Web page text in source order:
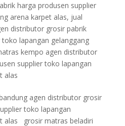
harga produsen supplier
arena karpet alas, jual
distributor grosir pabrik
lapangan gelanggang
kempo agen distributor
supplier toko lapangan
alas
agen distributor grosir
toko lapangan
alas grosir matras beladiri